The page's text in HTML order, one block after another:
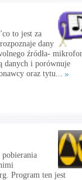
to jest za
dany
źródła-
danych i porównuje
oraz tytu...
pobierania
Program ten jest